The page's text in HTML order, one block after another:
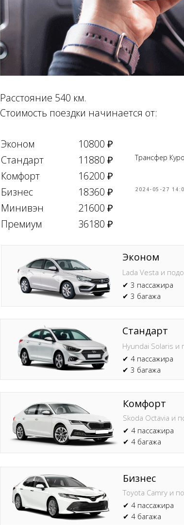
Расстояние 540 км.
Стоимость поездки начинается от:
Эконом
10800 ₽
Стандарт
11880 ₽
Комфорт
16200 ₽
Бизнес
18360 ₽
Минивэн
21600 ₽
Премиум
36180 ₽
Трансфер
2024-05-27
Стандарт
Hyundai Solaris и
✔ 4 пассажира
✔ 3 багажа
Бизнес
Toyota Camry и
✔ 4 пассажира
✔ 4 багажа
Эконом
Lada Vesta и
✔ 3 пассажира
✔ 3 багажа
Комфорт
Skoda Octavia и
✔ 4 пассажира
✔ 4 багажа